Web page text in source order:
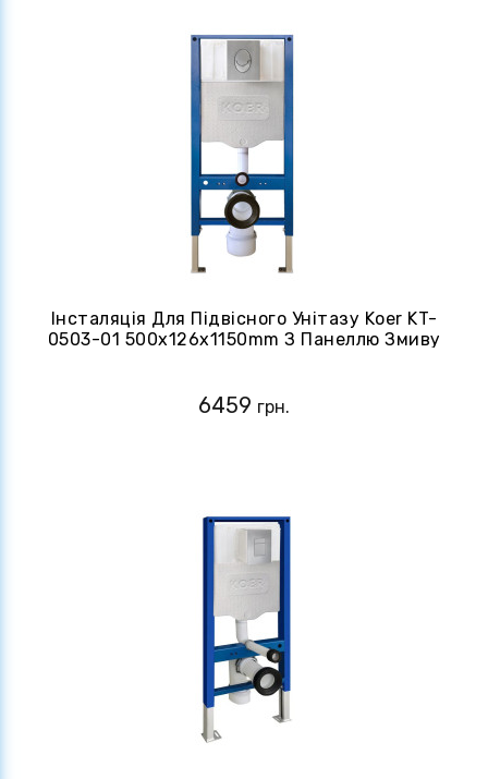
Інсталяція Для Підвісного Унітазу Koer KT-
0503-01 500x126x1150mm З Панеллю Змиву
6459 грн.